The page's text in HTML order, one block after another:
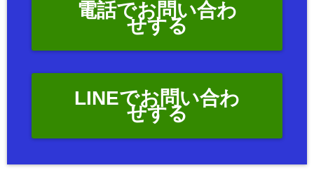
電話でお問い合わ
せする
LINEでお問い合わ
せする